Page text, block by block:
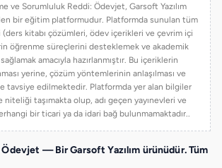
ve Sorumluluk Reddi: Ödevjet, Garsoft Yazılım
bir eğitim platformudur. Platformda sunulan tüm
kitabı çözümleri, ödev içerikleri ve çevrim içi
öğrenme süreçlerini desteklemek ve akademik
amacıyla hazırlanmıştır. Bu içeriklerin
yerine, çözüm yöntemlerinin anlaşılması ve
tavsiye edilmektedir. Platformda yer alan bilgiler
taşımakta olup, adı geçen yayınevleri ve
bir ticari ya da idari bağ bulunmamaktadır..
— Bir Garsoft Yazılım ürünüdür. Tüm